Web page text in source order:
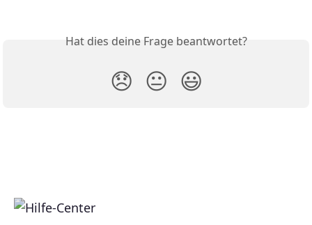
Hat dies deine Frage beantwortet?
😞 😐 😃